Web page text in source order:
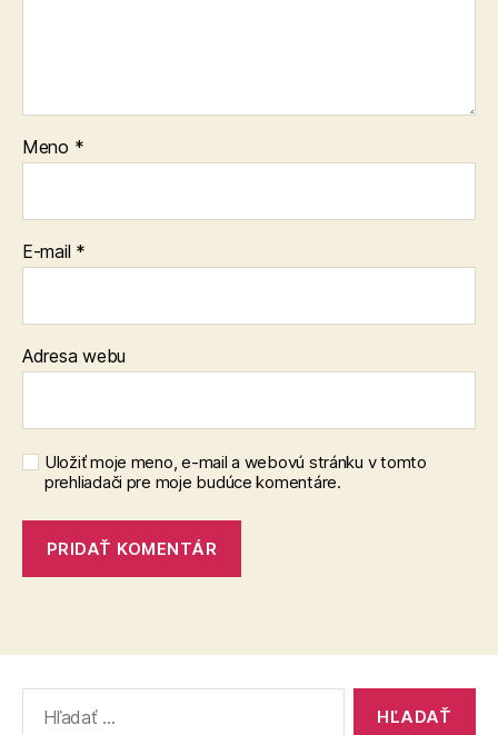
Meno *
E-mail *
Adresa webu
Uložiť moje meno, e-mail a webovú stránku v tomto
prehliadači pre moje budúce komentáre.